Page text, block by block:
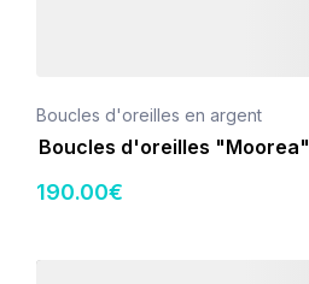
Boucles d'oreilles en argent
Boucles d'oreilles "Moorea"
190.00€